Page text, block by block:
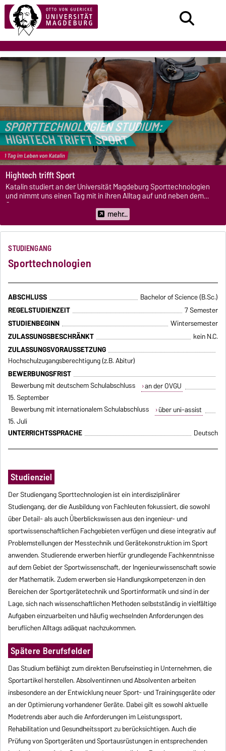
Hightech trifft Sport
Katalin studiert an der Universität Magdeburg Sporttechnologien
und nimmt uns einen Tag mit in ihren Alltag auf und neben dem
Campus.
mehr...
STUDIENGANG
Sporttechnologien
ABSCHLUSS
Bachelor of Science (B.Sc.)
REGELSTUDIENZEIT
7 Semester
STUDIENBEGINN
Wintersemester
ZULASSUNGSBESCHRÄNKT
kein N.C.
ZULASSUNGSVORAUSSETZUNG
Hochschulzugangsberechtigung (z.B. Abitur)
BEWERBUNGSFRIST
Bewerbung mit deutschem Schulabschluss
an der OVGU
15. September
Bewerbung mit internationalem Schulabschluss
über uni-assist
15. Juli
UNTERRICHTSSPRACHE
Deutsch
Studienziel
Der Studiengang Sporttechnologien ist ein interdisziplinärer
Studiengang, der die Ausbildung von Fachleuten fokussiert, die sowohl
über Detail- als auch Überblickswissen aus den ingenieur- und
sportwissenschaftlichen Fachgebieten verfügen und diese integrativ auf
Problemstellungen der Messtechnik und Gerätekonstruktion im Sport
anwenden. Studierende erwerben hierfür grundlegende Fachkenntnisse
auf dem Gebiet der Sportwissenschaft, der Ingenieurwissenschaft sowie
der Mathematik. Zudem erwerben sie Handlungskompetenzen in den
Bereichen der Sportgerätetechnik und Sportinformatik und sind in der
Lage, sich nach wissenschaftlichen Methoden selbstständig in vielfältige
Aufgaben einzuarbeiten und häufig wechselnden Anforderungen des
beruflichen Alltags adäquat nachzukommen.
Spätere Berufsfelder
Das Studium befähigt zum direkten Berufseinstieg in Unternehmen, die
Sportartikel herstellen. Absolventinnen und Absolventen arbeiten
insbesondere an der Entwicklung neuer Sport- und Trainingsgeräte oder
an der Optimierung vorhandener Geräte. Dabei gilt es sowohl aktuelle
Modetrends aber auch die Anforderungen im Leistungssport,
Rehabilitation und Gesundheitssport zu berücksichtigen. Auch die
Prüfung von Sportgeräten und Sportausrüstungen in entsprechenden